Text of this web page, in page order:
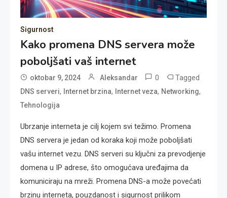
Sigurnost
Kako promena DNS servera može
poboljšati vaš internet
oktobar 9, 2024 Aleksandar 0 Tagged
DNS serveri, Internet brzina, Internet veza, Networking,
Tehnologija
Ubrzanje interneta je cilj kojem svi težimo. Promena
DNS servera je jedan od koraka koji može poboljšati
vašu internet vezu. DNS serveri su ključni za prevodjenje
domena u IP adrese, što omogućava uređajima da
komuniciraju na mreži. Promena DNS-a može povećati
brzinu interneta, pouzdanost i sigurnost prilikom